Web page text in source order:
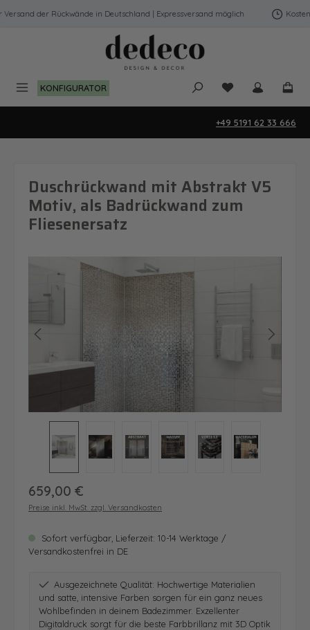
Zum Hauptinhalt springen
der Rückwände in Deutschland | Expressversand möglich
KONFIGURATOR Du hast 0
+49 5191 62 33 666
Duschrückwand mit Abstrakt V5
Motiv, als Badrückwand zum
Fliesenersatz
Bildergalerie überspringen
Regulärer Preis:
659,00 €
Preise inkl. MwSt. zzgl. Versandkosten
Sofort verfügbar, Lieferzeit: 10-14 Werktage /
Versandkostenfrei in DE
Ausgezeichnete Qualität: Hochwertige Materialien
und satte, intensive Farben sorgen für ein ganz neues
Wohlbefinden in deinem Badezimmer. Exzellenter
Digitaldruck sorgt für die beste Farbbrillanz mit 3D Optik